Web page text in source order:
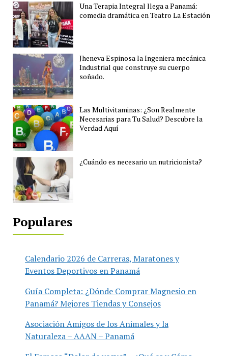
Una Terapia Integral llega a Panamá:
comedia dramática en Teatro La Estación
Jheneva Espinosa la Ingeniera mecánica
Industrial que construye su cuerpo
soñado.
Las Multivitaminas: ¿Son Realmente
Necesarias para Tu Salud? Descubre la
Verdad Aquí
¿Cuándo es necesario un nutricionista?
Populares
Calendario 2026 de Carreras, Maratones y
Eventos Deportivos en Panamá
Guía Completa: ¿Dónde Comprar Magnesio en
Panamá? Mejores Tiendas y Consejos
Asociación Amigos de los Animales y la
Naturaleza – AAAN – Panamá